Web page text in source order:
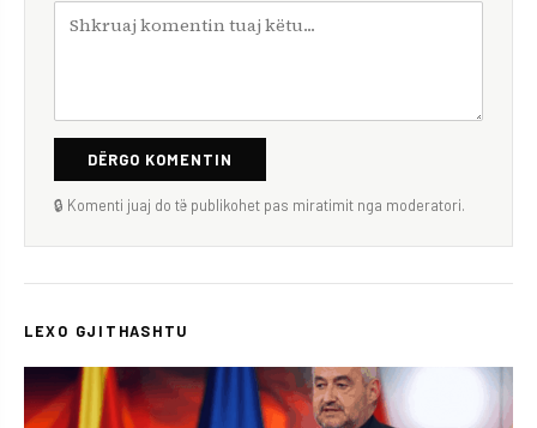
DËRGO KOMENTIN
🔒 Komenti juaj do të publikohet pas miratimit nga moderatori.
LEXO GJITHASHTU